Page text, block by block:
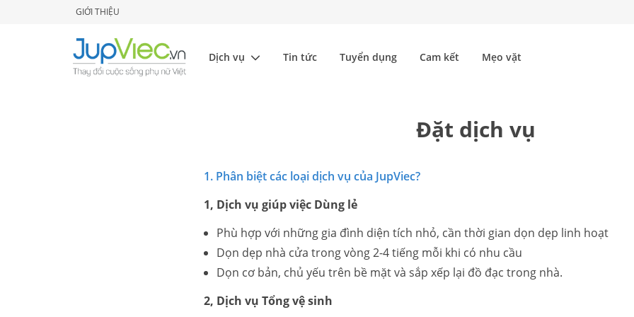
GIỚI THIỆU
Dịch vụ Tin tức Tuyển dụng Cam kết Mẹo vặt
Đặt dịch vụ
1. Phân biệt các loại dịch vụ của JupViec?
1, Dịch vụ giúp việc Dùng lẻ
Phù hợp với những gia đình diện tích nhỏ, cần thời gian dọn dẹp linh hoạt
Dọn dẹp nhà cửa trong vòng 2-4 tiếng mỗi khi có nhu cầu
Dọn cơ bản, chủ yếu trên bề mặt và sắp xếp lại đồ đạc trong nhà.
2, Dịch vụ Tổng vệ sinh